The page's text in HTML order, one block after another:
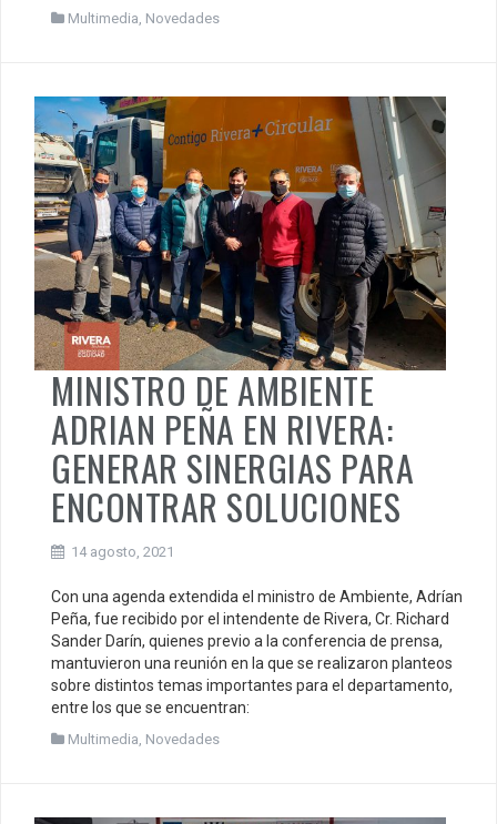
Multimedia, Novedades
MINISTRO DE AMBIENTE
ADRIAN PEÑA EN RIVERA:
GENERAR SINERGIAS PARA
ENCONTRAR SOLUCIONES
14 agosto, 2021
Con una agenda extendida el ministro de Ambiente, Adrían
Peña, fue recibido por el intendente de Rivera, Cr. Richard
Sander Darín, quienes previo a la conferencia de prensa,
mantuvieron una reunión en la que se realizaron planteos
sobre distintos temas importantes para el departamento,
entre los que se encuentran:
Multimedia, Novedades